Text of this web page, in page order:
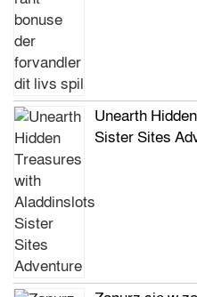
Unearth
Sister Sites